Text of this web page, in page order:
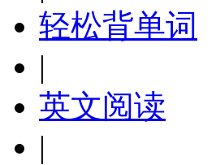
轻松背单词
|
英文阅读
|